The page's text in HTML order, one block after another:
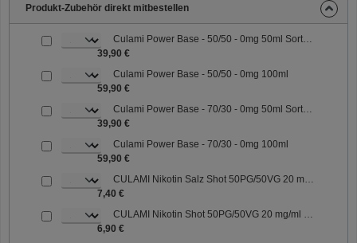
Produkt-Zubehör direkt mitbestellen
Culami Power Base - 50/50 - 0mg 50ml Sorte: 50/50
39,90 €
Culami Power Base - 50/50 - 0mg 100ml
59,90 €
Culami Power Base - 70/30 - 0mg 50ml Sorte: 70/30
39,90 €
Culami Power Base - 70/30 - 0mg 100ml
59,90 €
CULAMI Nikotin Salz Shot 50PG/50VG 20 mg/ml Sorte: 50PG/50VG
7,40 €
CULAMI Nikotin Shot 50PG/50VG 20 mg/ml Sorte: 50PG/50VG
6,90 €